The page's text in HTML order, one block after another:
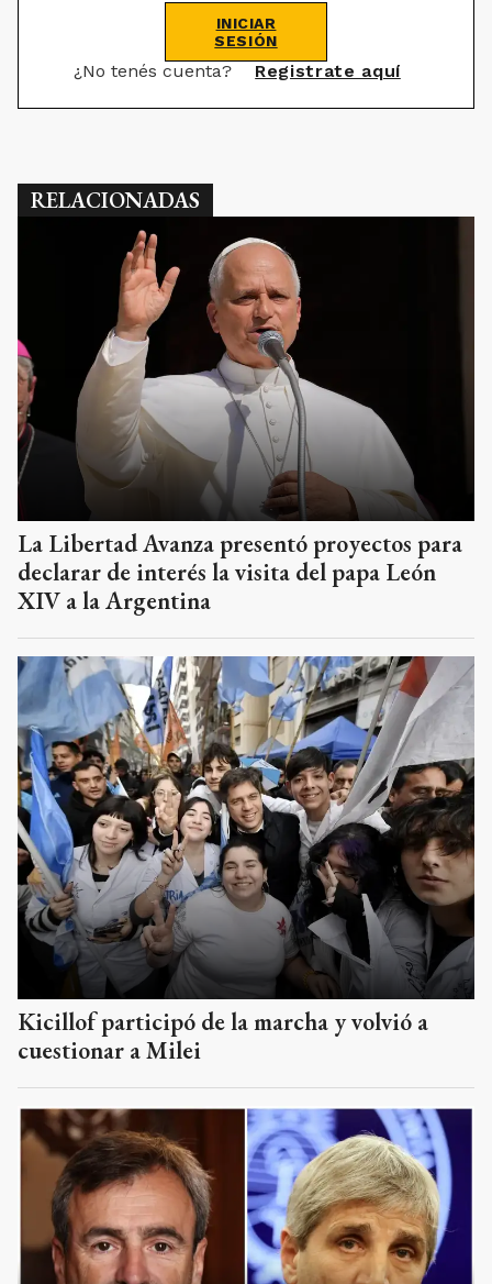
INICIAR
SESIÓN
¿No tenés cuenta? Registrate aquí
RELACIONADAS
La Libertad Avanza presentó proyectos para
declarar de interés la visita del papa León
XIV a la Argentina
Kicillof participó de la marcha y volvió a
cuestionar a Milei